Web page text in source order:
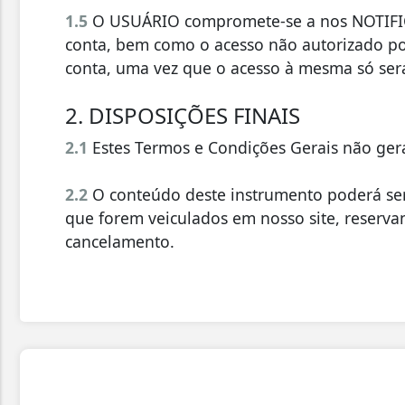
1.5 O USUÁRIO compromete-se a nos
conta, bem como o acesso não autorizado
conta, uma vez que o acesso à mesma só
2. DISPOSIÇÕES FINAIS
2.1 Estes Termos e Condições Gerais não
2.2 O conteúdo deste instrumento poderá
que forem veiculados em nosso site,
cancelamento.